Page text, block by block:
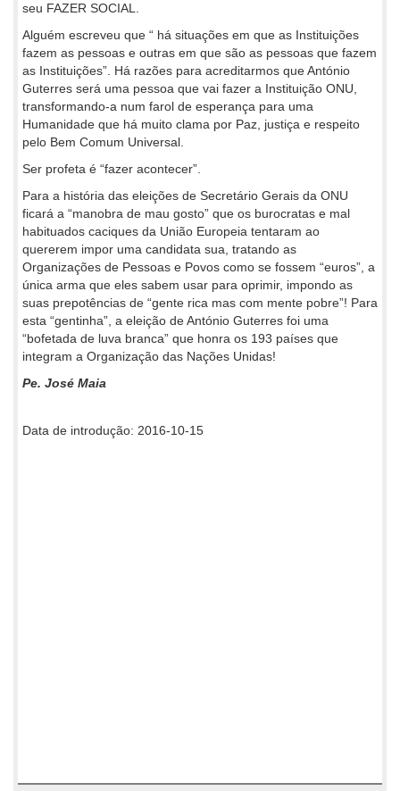
seu FAZER SOCIAL.
Alguém escreveu que “ há situações em que as Instituições
fazem as pessoas e outras em que são as pessoas que fazem
as Instituições”. Há razões para acreditarmos que António
Guterres será uma pessoa que vai fazer a Instituição ONU,
transformando-a num farol de esperança para uma
Humanidade que há muito clama por Paz, justiça e respeito
pelo Bem Comum Universal.
Ser profeta é “fazer acontecer”.
Para a história das eleições de Secretário Gerais da ONU
ficará a “manobra de mau gosto” que os burocratas e mal
habituados caciques da União Europeia tentaram ao
quererem impor uma candidata sua, tratando as
Organizações de Pessoas e Povos como se fossem “euros”, a
única arma que eles sabem usar para oprimir, impondo as
suas prepotências de “gente rica mas com mente pobre”! Para
esta “gentinha”, a eleição de António Guterres foi uma
“bofetada de luva branca” que honra os 193 países que
integram a Organização das Nações Unidas!
Pe. José Maia
Data de introdução: 2016-10-15